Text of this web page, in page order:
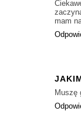
mam
Muszę